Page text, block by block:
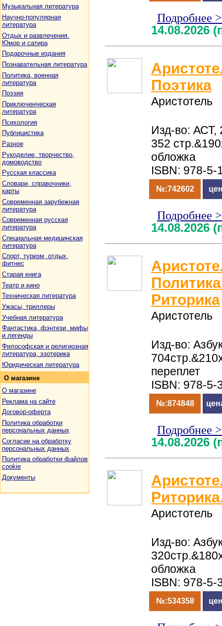
Музыкальная литература
Научно-популярная
литература
Отдых и развлечения.
Юмор и сатира
Подарочные издания
Познавательная литература
Политика, военная
литература
Поэзия
Приключенческая
литература
Психология
Публицистика
Разное
Рукоделие, творчество,
домоводство
Русская классика
Словари, справочники,
карты
Современная зарубежная
литература
Современная русская
литература
Специальная медицинская
литература
Спорт, туризм, отдых,
фитнес
Старая книга
Театр и кино
Техническая литература
Ужасы, триллеры
Учебная литература
Фантастика, фэнтези, мифы
и легенды
Философская и религиозная
литература, эзотерика
Юридическая литература
О магазине
О магазине
Реклама на сайте
Договор-оферта
Политика обработки
персональных данных
Согласие на обработку
персональных данных
Политика обработки файлов
cookie
Документы
Подробнее
14.08.2026
Поэтика
Аристотель
Изд-во: АСТ,
352
обложка
ISBN: 978-5-
№:742602
Подробнее
14.08.2026
Риторика
Аристотель
Изд-во:
переплет
ISBN: 978-5-
№:874848
Подробнее
14.08.2026
Аристотель
Изд-во:
обложка
ISBN: 978-5-
№:534358